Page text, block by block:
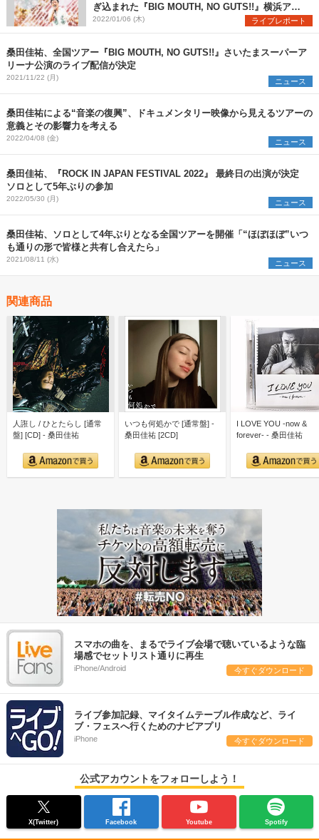
ぎ込まれた『BIG MOUTH, NO GUTS!!』横浜アリ
ーナ公演 ライブレポート
2022/01/06 (木) ライブレポート
桑田佳祐、全国ツアー『BIG MOUTH, NO GUTS!!』さいたまスーパーア
リーナ公演のライブ配信が決定
2021/11/22 (月) ニュース
桑田佳祐による“音楽の復興”、ドキュメンタリー映像から見えるツアーの
意義とその影響力を考える
2022/04/08 (金) ニュース
桑田佳祐、『ROCK IN JAPAN FESTIVAL 2022』 最終日の出演が決定
ソロとして5年ぶりの参加
2022/05/30 (月) ニュース
桑田佳祐、ソロとして4年ぶりとなる全国ツアーを開催「“ほぼほぼ”いつ
も通りの形で皆様と共有し合えたら」
2021/08/11 (水) ニュース
関連商品
人誑し / ひとたらし [通常
盤] [CD] - 桑田佳祐
いつも何処かで [通常盤] -
桑田佳祐 [2CD]
I LOVE YOU -now &
forever- - 桑田佳祐
スマホの曲を、まるでライブ会場で聴いているような臨
場感でセットリスト通りに再生
iPhone/Android 今すぐダウンロード
ライブ参加記録、マイタイムテーブル作成など、ライ
ブ・フェスへ行くためのナビアプリ
iPhone 今すぐダウンロード
公式アカウントをフォローしよう！
X(Twitter) Facebook Youtube Spotify